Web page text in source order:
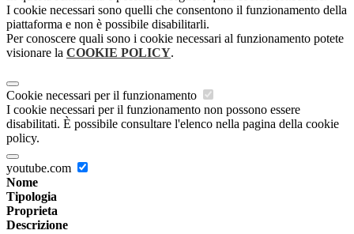
I cookie necessari sono quelli che consentono il funzionamento della
piattaforma e non è possibile disabilitarli.
Per conoscere quali sono i cookie necessari al funzionamento potete
visionare la COOKIE POLICY.
Cookie necessari per il funzionamento
I cookie necessari per il funzionamento non possono essere
disabilitati. È possibile consultare l'elenco nella pagina della cookie
policy.
youtube.com
Nome
Tipologia
Proprieta
Descrizione